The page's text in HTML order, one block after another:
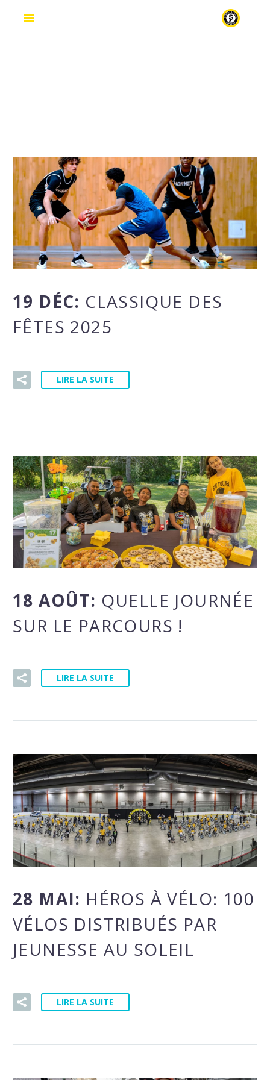
19 DÉC: CLASSIQUE DES
FÊTES 2025
LIRE LA SUITE
18 AOÛT: QUELLE JOURNÉE
SUR LE PARCOURS !
LIRE LA SUITE
28 MAI: HÉROS À VÉLO: 100
VÉLOS DISTRIBUÉS PAR
JEUNESSE AU SOLEIL
LIRE LA SUITE